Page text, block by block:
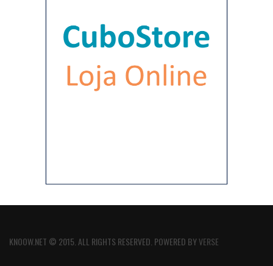
KNOOW.NET © 2015. ALL RIGHTS RESERVED. POWERED BYVERSE